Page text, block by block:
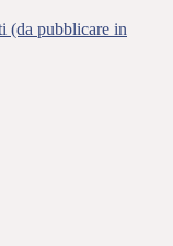
(da pubblicare in